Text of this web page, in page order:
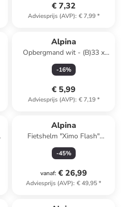
€ 7,32
Adviesprijs (AVP): € 7,99*
Alpina
Opbergmand wit - (B)33 x
(H)18 x (D)15 cm
-16%
€ 5,99
Adviesprijs (AVP): € 7,19*
Alpina
Fietshelm "Ximo Flash"
zwart/meerkleurig
-45%
vanaf: € 26,99
Adviesprijs (AVP): € 49,95*